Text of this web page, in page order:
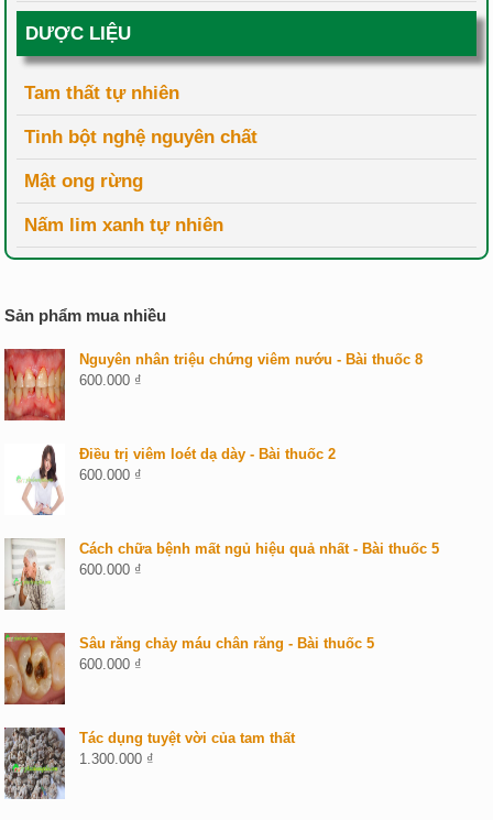
DƯỢC LIỆU
Tam thất tự nhiên
Tinh bột nghệ nguyên chất
Mật ong rừng
Nấm lim xanh tự nhiên
Sản phẩm mua nhiều
Nguyên nhân triệu chứng viêm nướu - Bài thuốc 8
600.000 ₫
Điều trị viêm loét dạ dày - Bài thuốc 2
600.000 ₫
Cách chữa bệnh mất ngủ hiệu quả nhất - Bài thuốc 5
600.000 ₫
Sâu răng chảy máu chân răng - Bài thuốc 5
600.000 ₫
Tác dụng tuyệt vời của tam thất
1.300.000 ₫